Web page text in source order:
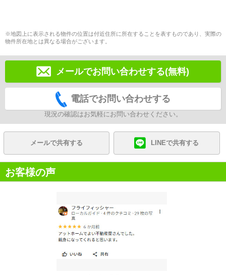
※地図上に表示される物件の位置は付近住所に所在することを表すものであり、実際の
物件所在地とは異なる場合がございます。
メールでお問い合わせする(無料)
電話でお問い合わせする
現況の確認はお気軽にお問い合わせください。
メールで共有する LINEで共有する
お客様の声